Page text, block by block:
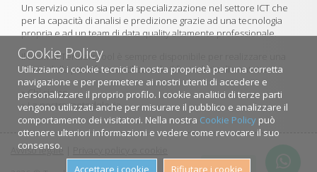
Cookie Policy
Utilizziamo i cookie tecnici di nostra proprietà per una corretta
navigazione e per permetere ai nostri utenti di accedere e
personalizzare il proprio profilo. I cookie analitici di terze parti
vengono utilizzati anche per misurare il pubblico e analizzare il
comportamento dei visitatori. Nella nostra Cookie Policy può
ottenere ulteriori informazioni e vedere come revocare il suo
consenso.
Accettare i cookie
Rifiutare i cookie
Un servizio unico sia per la specializzazione nel settore ICT che
per la capacità di analisi e predizione grazie ad una tecnologia
propria e ad un team di data quality altamente professionale.
Il team di TendersTool è sempre disponibile per realizzare una
demo della piattaforma utilizzando il formulario di contatto.
»Chi siamo
»La nostra metodologia
Avviso legale
Contattaci